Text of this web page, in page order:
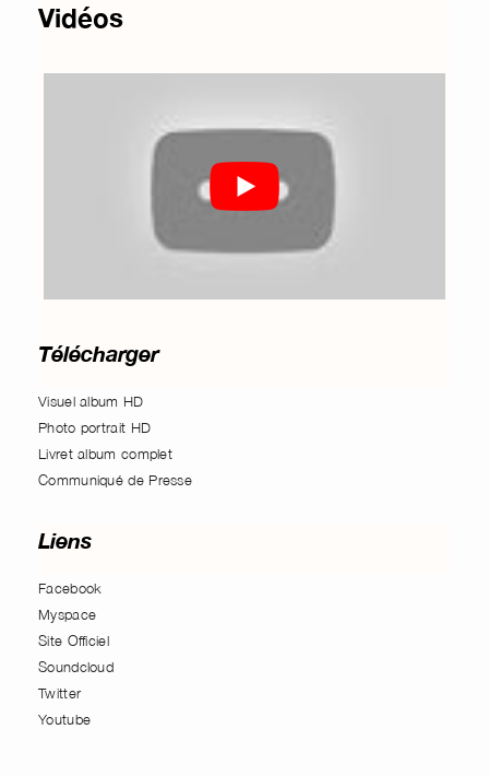
Vidéos
Télécharger
Visuel album HD
Photo portrait HD
Livret album complet
Communiqué de Presse
Liens
Facebook
Myspace
Site Officiel
Soundcloud
Twitter
Youtube